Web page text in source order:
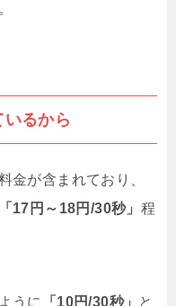
るから
金が含まれており、
「17円～18円/30秒」 程
うに 「10円/30秒」 と